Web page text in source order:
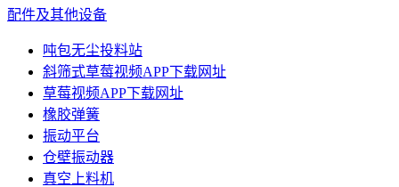
配件及其他设备
吨包无尘投料站
斜筛式草莓视频APP下载网址
草莓视频APP下载网址
橡胶弹簧
振动平台
仓壁振动器
真空上料机